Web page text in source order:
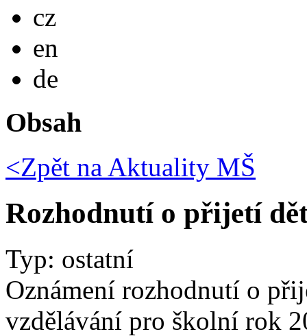
cz
en
de
Obsah
<Zpět na Aktuality MŠ
Rozhodnutí o přijetí
Typ: ostatní
Oznámení rozhodnutí o
vzdělávání pro školní rok